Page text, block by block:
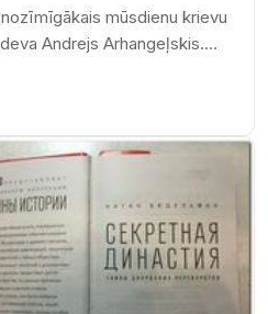
mūsdienu krievu
Andrejs Arhangeļskis.